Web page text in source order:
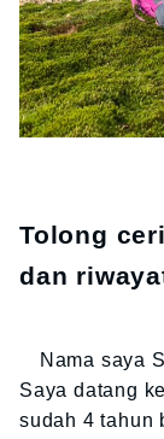
Tolong
dan
Nama saya
Saya datang
sudah 4 tahun